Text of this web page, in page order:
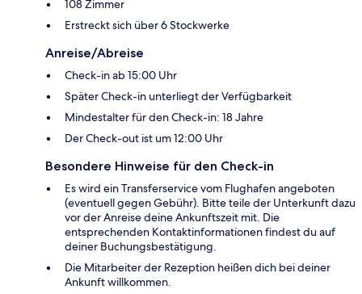
108 Zimmer
Erstreckt sich über 6 Stockwerke
Anreise/Abreise
Check-in ab 15:00 Uhr
Später Check-in unterliegt der Verfügbarkeit
Mindestalter für den Check-in: 18 Jahre
Der Check-out ist um 12:00 Uhr
Besondere Hinweise für den Check-in
Es wird ein Transferservice vom Flughafen angeboten
(eventuell gegen Gebühr). Bitte teile der Unterkunft dazu
vor der Anreise deine Ankunftszeit mit. Die
entsprechenden Kontaktinformationen findest du auf
deiner Buchungsbestätigung.
Die Mitarbeiter der Rezeption heißen dich bei deiner
Ankunft willkommen.